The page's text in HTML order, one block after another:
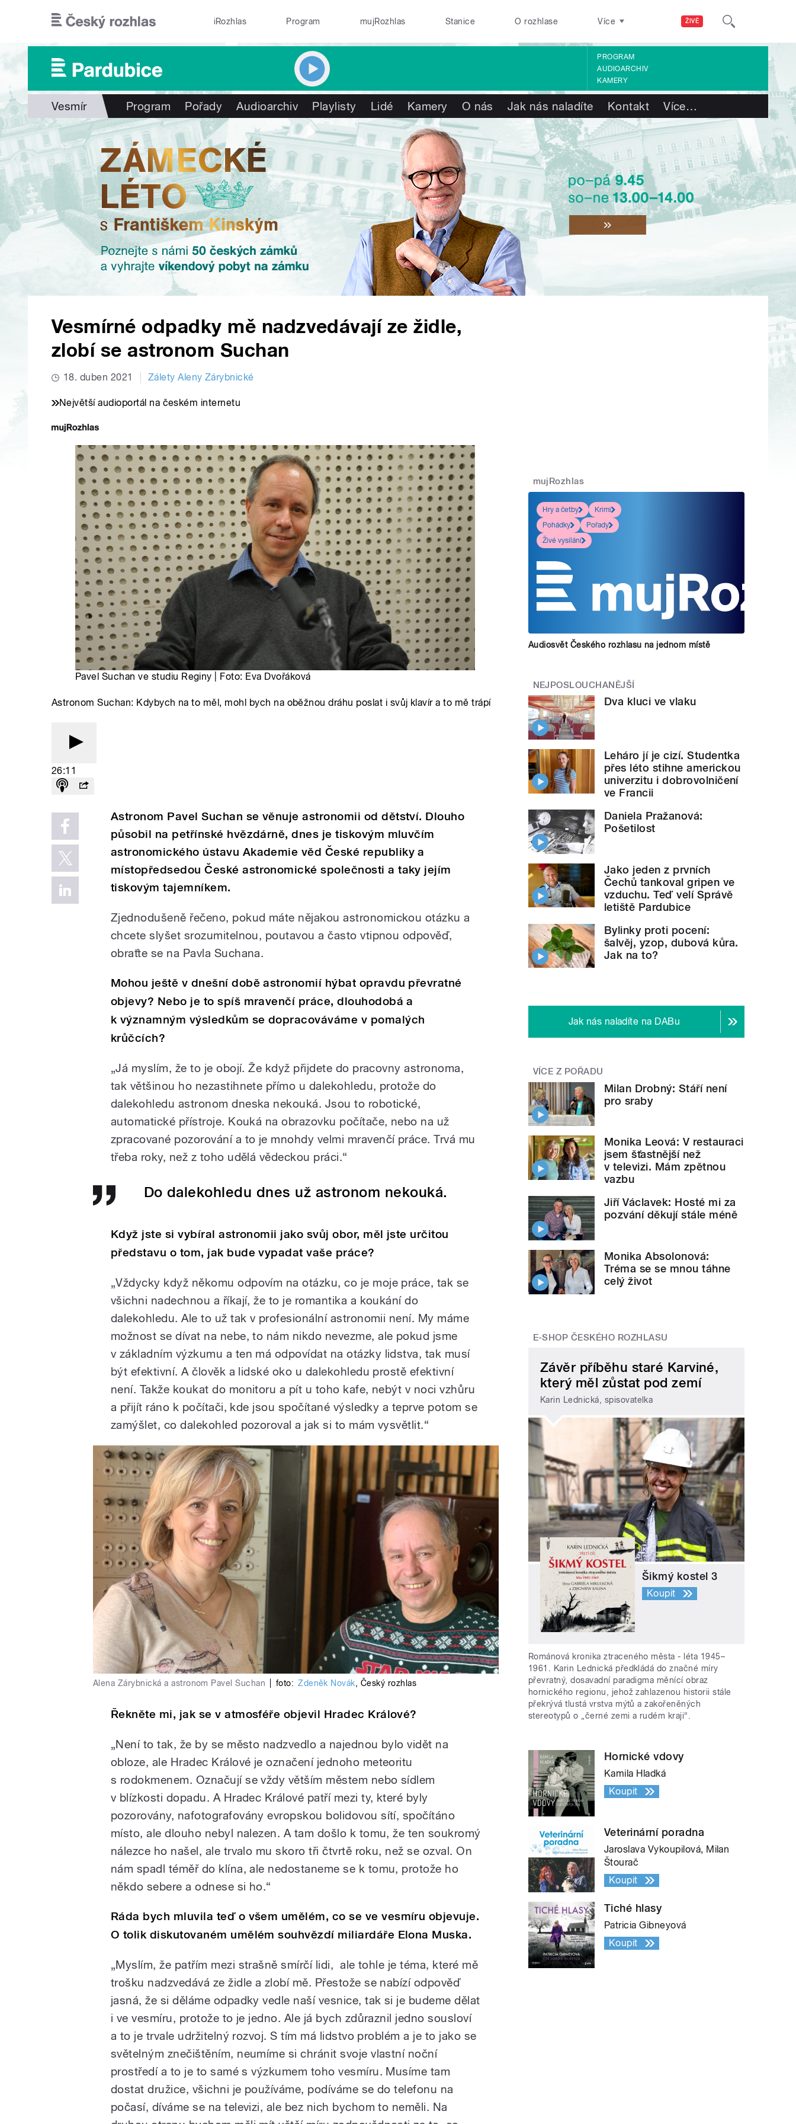
ŽIVĚ
iRozhlas Program mujRozhlas Stanice O rozhlase Více
PROGRAM
AUDIOARCHIV
KAMERY
Vesmír Program Pořady Audioarchiv Playlisty Lidé Kamery O nás Jak nás naladíte Kontakt Více…
Vesmírné odpadky mě nadzvedávají ze židle,
zlobí se astronom Suchan
18. duben 2021 Zálety Aleny Zárybnické
Největší audioportál na českém internetu
Pavel Suchan ve studiu Reginy | Foto: Eva Dvořáková
Astronom Suchan: Kdybych na to měl, mohl bych na oběžnou dráhu poslat i svůj klavír a to mě trápí
26:11
Astronom Pavel Suchan se věnuje astronomii od dětství. Dlouho
působil na petřínské hvězdárně, dnes je tiskovým mluvčím
astronomického ústavu Akademie věd České republiky a
místopředsedou České astronomické společnosti a taky jejím
tiskovým tajemníkem.
Zjednodušeně řečeno, pokud máte nějakou astronomickou otázku a
chcete slyšet srozumitelnou, poutavou a často vtipnou odpověď,
obraťte se na Pavla Suchana.
Mohou ještě v dnešní době astronomií hýbat opravdu převratné
objevy? Nebo je to spíš mravenčí práce, dlouhodobá a
k významným výsledkům se dopracováváme v pomalých
krůčcích?
„Já myslím, že to je obojí. Že když přijdete do pracovny astronoma,
tak většinou ho nezastihnete přímo u dalekohledu, protože do
dalekohledu astronom dneska nekouká. Jsou to robotické,
automatické přístroje. Kouká na obrazovku počítače, nebo na už
zpracované pozorování a to je mnohdy velmi mravenčí práce. Trvá mu
třeba roky, než z toho udělá vědeckou práci.“
Do dalekohledu dnes už astronom nekouká.
Když jste si vybíral astronomii jako svůj obor, měl jste určitou
představu o tom, jak bude vypadat vaše práce?
„Vždycky když někomu odpovím na otázku, co je moje práce, tak se
všichni nadechnou a říkají, že to je romantika a koukání do
dalekohledu. Ale to už tak v profesionální astronomii není. My máme
možnost se dívat na nebe, to nám nikdo nevezme, ale pokud jsme
v základním výzkumu a ten má odpovídat na otázky lidstva, tak musí
být efektivní. A člověk a lidské oko u dalekohledu prostě efektivní
není. Takže koukat do monitoru a pít u toho kafe, nebýt v noci vzhůru
a přijít ráno k počítači, kde jsou spočítané výsledky a teprve potom se
zamýšlet, co dalekohled pozoroval a jak si to mám vysvětlit.“
Alena Zárybnická a astronom Pavel Suchan foto: Zdeněk Novák, Český rozhlas
Řekněte mi, jak se v atmosféře objevil Hradec Králové?
„Není to tak, že by se město nadzvedlo a najednou bylo vidět na
obloze, ale Hradec Králové je označení jednoho meteoritu
s rodokmenem. Označují se vždy větším městem nebo sídlem
v blízkosti dopadu. A Hradec Králové patří mezi ty, které byly
pozorovány, nafotografovány evropskou bolidovou sítí, spočítáno
místo, ale dlouho nebyl nalezen. A tam došlo k tomu, že ten soukromý
nálezce ho našel, ale trvalo mu skoro tři čtvrtě roku, než se ozval. On
nám spadl téměř do klína, ale nedostaneme se k tomu, protože ho
někdo sebere a odnese si ho.“
Ráda bych mluvila teď o všem umělém, co se ve vesmíru objevuje.
O tolik diskutovaném umělém souhvězdí miliardáře Elona Muska.
„Myslím, že patřím mezi strašně smírčí lidi, ale tohle je téma, které mě
trošku nadzvedává ze židle a zlobí mě. Přestože se nabízí odpověď
jasná, že si děláme odpadky vedle naší vesnice, tak si je budeme dělat
i ve vesmíru, protože to je jedno. Ale já bych zdůraznil jedno sousloví
a to je trvale udržitelný rozvoj. S tím má lidstvo problém a je to jako se
světelným znečištěním, neumíme si chránit svoje vlastní noční
prostředí a to je to samé s výzkumem toho vesmíru. Musíme tam
dostat družice, všichni je používáme, podíváme se do telefonu na
počasí, díváme se na televizi, ale bez nich bychom to neměli. Na
mujRozhlas
Hry a četby
Krimi
Pohádky
Pořady
Živé vysílání
Audiosvět Českého rozhlasu na jednom místě
NEJPOSLOUCHANĚJŠÍ
Dva kluci ve vlaku
Leháro jí je cizí. Studentka
přes léto stihne americkou
univerzitu i dobrovolničení
ve Francii
Daniela Pražanová:
Pošetilost
Jako jeden z prvních
Čechů tankoval gripen ve
vzduchu. Teď velí Správě
letiště Pardubice
Bylinky proti pocení:
šalvěj, yzop, dubová kůra.
Jak na to?
Jak nás naladíte na DABu
VÍCE Z POŘADU
Milan Drobný: Stáří není
pro sraby
Monika Leová: V restauraci
jsem šťastnější než
v televizi. Mám zpětnou
vazbu
Jiří Václavek: Hosté mi za
pozvání děkují stále méně
Monika Absolonová:
Tréma se se mnou táhne
celý život
E-SHOP ČESKÉHO ROZHLASU
Závěr příběhu staré Karviné,
který měl zůstat pod zemí
Karin Lednická, spisovatelka
Šikmý kostel 3
Koupit
Románová kronika ztraceného města - léta 1945–
1961. Karin Lednická předkládá do značné míry
převratný, dosavadní paradigma měnící obraz
hornického regionu, jehož zahlazenou historii stále
překrývá tlustá vrstva mýtů a zakořeněných
stereotypů o „černé zemi a rudém kraji“.
Hornické vdovy
Kamila Hladká
Koupit
Veterinární poradna
Jaroslava Vykoupilová, Milan
Štourač
Koupit
Tiché hlasy
Patricia Gibneyová
Koupit